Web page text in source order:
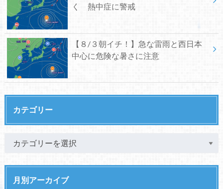
く 熱中症に警戒
【８/３朝イチ！】急な雷雨と西日本
中心に危険な暑さに注意
カテゴリー
月別アーカイブ